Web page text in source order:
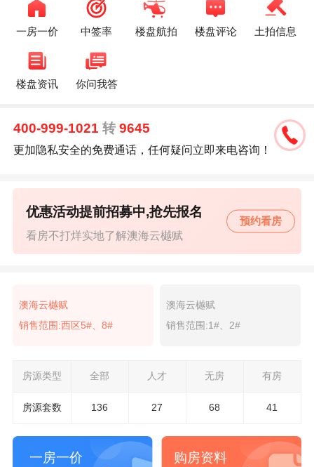
一房一价 中签率 楼盘航拍 楼盘评论 土拍信息
楼盘资讯 你问我答
400-999-1021转 9645
更加隐私安全的免费通话，任何疑问立即来电咨询！
看房不打烊实地了解澳海云樾赋
优惠活动提前招募中,抢先报名
预约看房
澳海云樾赋
销售范围:西区5#、8#
澳海云樾赋
销售范围:1#、2#
房源类型 全部 人才 无房 有房
房源套数 136 27 68 41
一房一价 购房资料